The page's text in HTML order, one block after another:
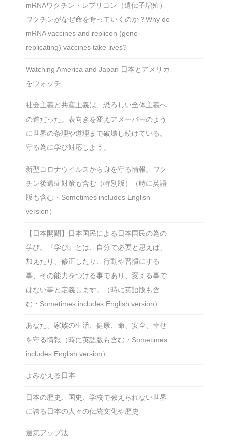
mRNAワクチン・レプリコン（遺伝子増殖）
ワクチンがなぜ命を奪っていくのか？Why do
mRNA vaccines and replicon (gene-
replicating) vaccines take lives?
Watching America and Japan 日本とアメリカ
をウォッチ
社会主義と共産主義は、恐ろしい全体主義へ
の道だった。表向きを変えアメーバーのよう
に世界の条理や道理まで破壊し続けている。
守る為に学び対応しよう。
新型コロナウイルスから身を守る情報。ワク
チン後遺症対策も含む（特別版）（時に英語
版も含む・Sometimes includes English
version）
【日本開闢】日本国民による日本国民の為の
学び。『学び』とは、自分で必要と思えば、
加えたり、修正したり、行動や習慣にする
事、その能力をつける事であり、変える事で
はない事と定義します。（時に英語版も含
む・Sometimes includes English version）
あなた、家族の生活、健康、命、安全、幸せ
を守る情報（時に英語版も含む・Sometimes
includes English version）
よみがえる日本
日本の歴史、国史、学校で教えられない世界
に誇る日本の人々の伝統文化や歴史
運気アップ法